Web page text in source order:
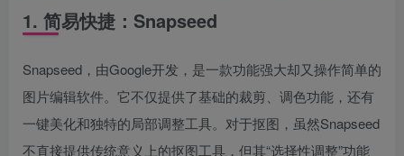
1. 简易快捷：Snapseed
Snapseed，由Google开发，是一款功能强大却又操作简单的
图片编辑软件。它不仅提供了基础的裁剪、调色功能，还有
一键美化和独特的局部调整工具。对于抠图，虽然Snapseed
不直接提供传统意义上的抠图工具，但其“选择性调整”功能